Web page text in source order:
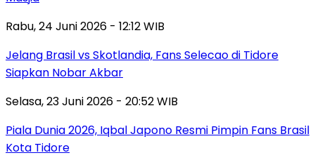
Rabu, 24 Juni 2026 - 12:12 WIB
Jelang Brasil vs Skotlandia, Fans Selecao di Tidore
Siapkan Nobar Akbar
Selasa, 23 Juni 2026 - 20:52 WIB
Piala Dunia 2026, Iqbal Japono Resmi Pimpin Fans Brasil
Kota Tidore